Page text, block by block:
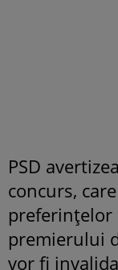
PSD
concurs,
preferinţelor
premierului
vor fi